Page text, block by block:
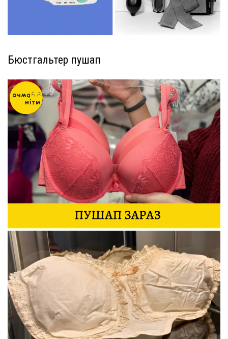
Бюстгальтер пушап